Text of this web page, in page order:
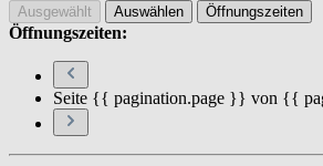
Ausgewählt Auswählen Öffnungszeiten
Öffnungszeiten:
Seite {{ pagination.page }} von {{